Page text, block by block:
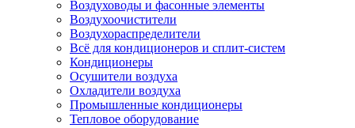
Воздуховоды и фасонные элементы
Воздухоочистители
Воздухораспределители
Всё для кондиционеров и сплит-систем
Кондиционеры
Осушители воздуха
Охладители воздуха
Промышленные кондиционеры
Тепловое оборудование